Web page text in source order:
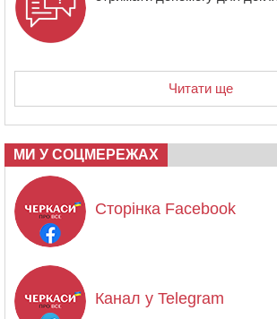
Читати ще
МИ У СОЦМЕРЕЖАХ
Сторінка Facebook
Канал у Telegram